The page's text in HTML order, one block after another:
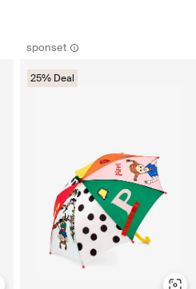
sponset
25% Deal